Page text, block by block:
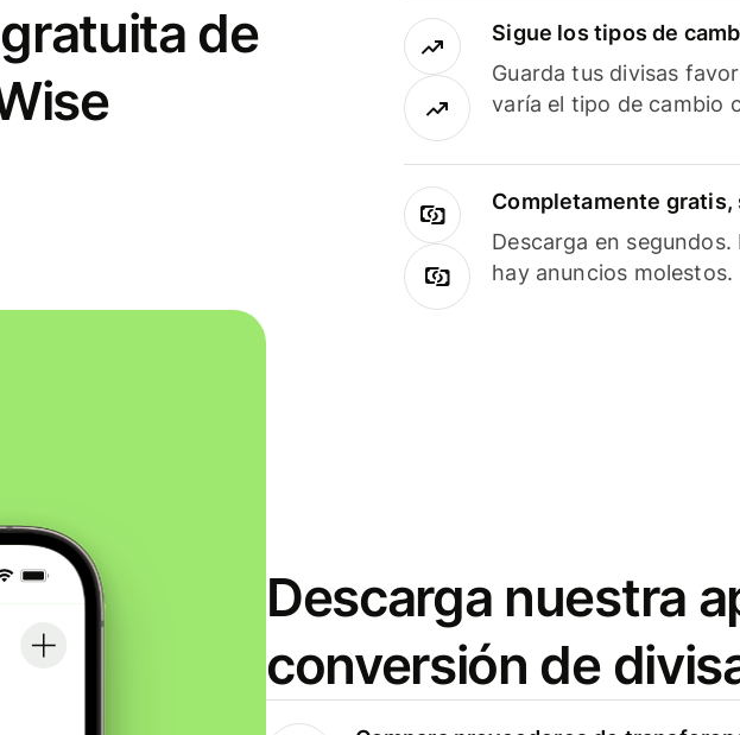
de
Sigue los tipos de
Guarda tus divisas
varía el tipo de cambio
Completamente gratis,
Descarga en
hay anuncios molestos.
Descarga nuestra
conversión de